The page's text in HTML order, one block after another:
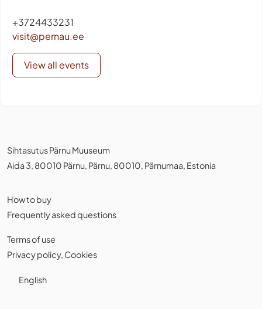
+3724433231
visit@pernau.ee
View all events
Sihtasutus Pärnu Muuseum
Aida 3, 80010 Pärnu, Pärnu, 80010, Pärnumaa, Estonia
How to buy
Frequently asked questions
Terms of use
Privacy policy, Cookies
English